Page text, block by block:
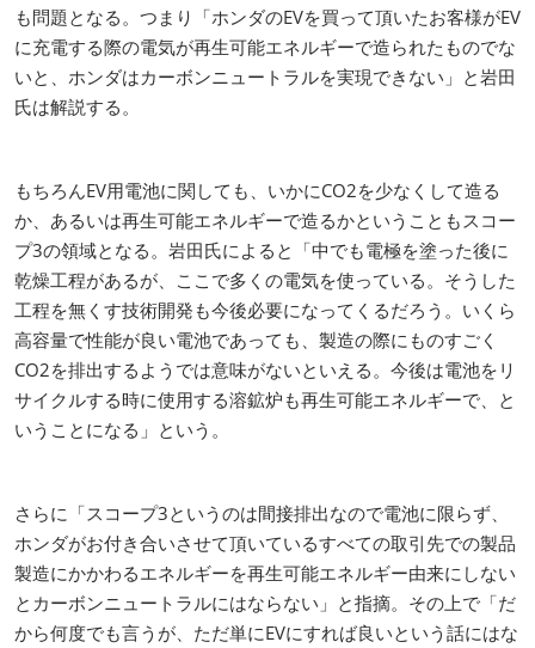
も問題となる。つまり「ホンダのEVを買って頂いたお客様がEV
に充電する際の電気が再生可能エネルギーで造られたものでな
いと、ホンダはカーボンニュートラルを実現できない」と岩田
氏は解説する。
もちろんEV用電池に関しても、いかにCO2を少なくして造る
か、あるいは再生可能エネルギーで造るかということもスコー
プ3の領域となる。岩田氏によると「中でも電極を塗った後に
乾燥工程があるが、ここで多くの電気を使っている。そうした
工程を無くす技術開発も今後必要になってくるだろう。いくら
高容量で性能が良い電池であっても、製造の際にものすごく
CO2を排出するようでは意味がないといえる。今後は電池をリ
サイクルする時に使用する溶鉱炉も再生可能エネルギーで、と
いうことになる」という。
さらに「スコープ3というのは間接排出なので電池に限らず、
ホンダがお付き合いさせて頂いているすべての取引先での製品
製造にかかわるエネルギーを再生可能エネルギー由来にしない
とカーボンニュートラルにはならない」と指摘。その上で「だ
から何度でも言うが、ただ単にEVにすれば良いという話にはな